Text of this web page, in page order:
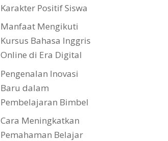
Karakter Positif Siswa
Manfaat Mengikuti
Kursus Bahasa Inggris
Online di Era Digital
Pengenalan Inovasi
Baru dalam
Pembelajaran Bimbel
Cara Meningkatkan
Pemahaman Belajar